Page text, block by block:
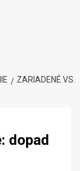
ZARIADENÉ VS.
dopad